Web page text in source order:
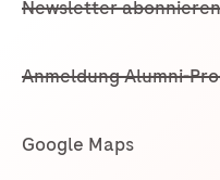
Newsletter abonnieren
Anmeldung Alumni-
Google Maps